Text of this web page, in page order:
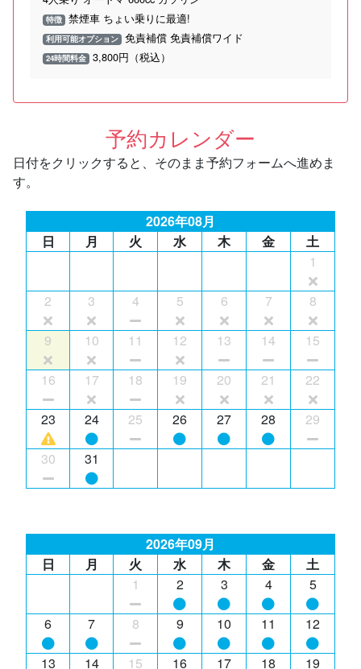
特徴 禁煙車 ちょい乗りに最適!
利用可能オプション 免責補償 免責補償ワイド
24時間料金 3,800円（税込）
予約カレンダー
日付をクリックすると、そのまま予約フォームへ進めま
す。
2026年08月
日
月 火 水 木 金
土
1
2 3 4 5 6 7 8
9 10 11 12 13 14 15
16 17 18 19 20 21 22
23 24 25 26 27 28 29
30 31
2026年09月
日
月 火 水 木 金
土
1
2 3 4 5
6 7 8 9 10 11 12
13 14 15 16 17 18 19